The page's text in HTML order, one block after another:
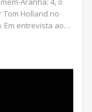
Holland no
Em entrevista ao…